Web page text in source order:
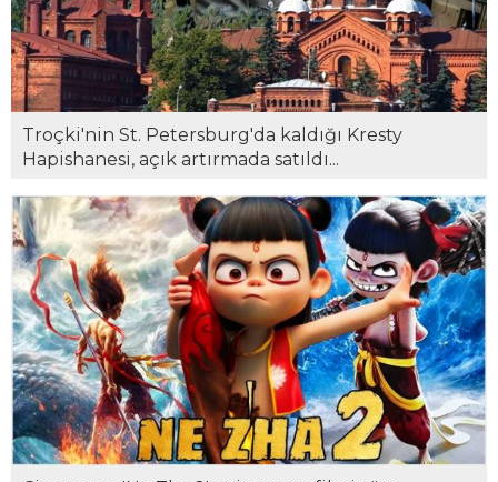
Troçki'nin St. Petersburg'da kaldığı Kresty
Hapishanesi, açık artırmada satıldı...